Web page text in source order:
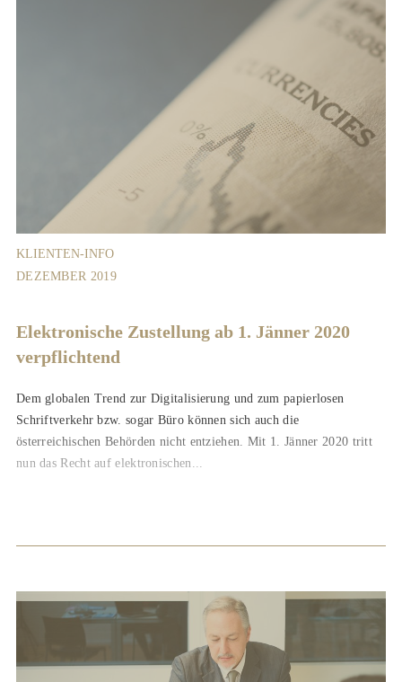
KLIENTEN-INFO
DEZEMBER 2019
Elektronische Zustellung ab 1. Jänner 2020
verpflichtend
Dem globalen Trend zur Digitalisierung und zum papierlosen
Schriftverkehr bzw. sogar Büro können sich auch die
österreichischen Behörden nicht entziehen. Mit 1. Jänner 2020 tritt
nun das Recht auf elektronischen...